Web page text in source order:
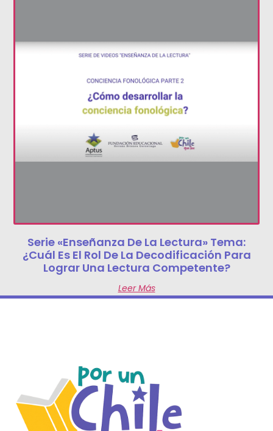
Serie «Enseñanza De La Lectura» Tema:
¿Cuál Es El Rol De La Decodificación Para
Lograr Una Lectura Competente?
Leer Más